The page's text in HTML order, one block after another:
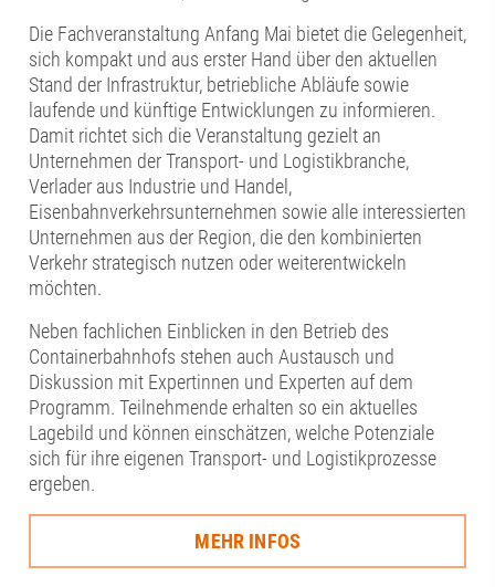
Die Fachveranstaltung Anfang Mai bietet die Gelegenheit,
sich kompakt und aus erster Hand über den aktuellen
Stand der Infrastruktur, betriebliche Abläufe sowie
laufende und künftige Entwicklungen zu informieren.
Damit richtet sich die Veranstaltung gezielt an
Unternehmen der Transport- und Logistikbranche,
Verlader aus Industrie und Handel,
Eisenbahnverkehrsunternehmen sowie alle interessierten
Unternehmen aus der Region, die den kombinierten
Verkehr strategisch nutzen oder weiterentwickeln
möchten.
Neben fachlichen Einblicken in den Betrieb des
Containerbahnhofs stehen auch Austausch und
Diskussion mit Expertinnen und Experten auf dem
Programm. Teilnehmende erhalten so ein aktuelles
Lagebild und können einschätzen, welche Potenziale
sich für ihre eigenen Transport- und Logistikprozesse
ergeben.
MEHR INFOS